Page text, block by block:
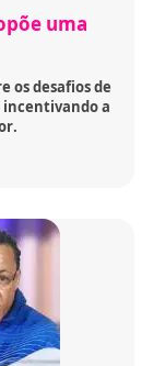
uma
os desafios de
a